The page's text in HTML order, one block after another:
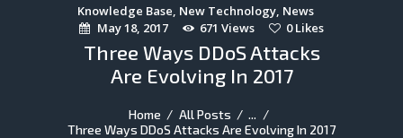
Knowledge Base, New Technology, News
May 18, 2017
671 Views 0 Likes
Three Ways DDoS Attacks
Are Evolving In 2017
Home All Posts
...
Three Ways DDoS Attacks Are Evolving In 2017
INSUMOS
CONTACTO